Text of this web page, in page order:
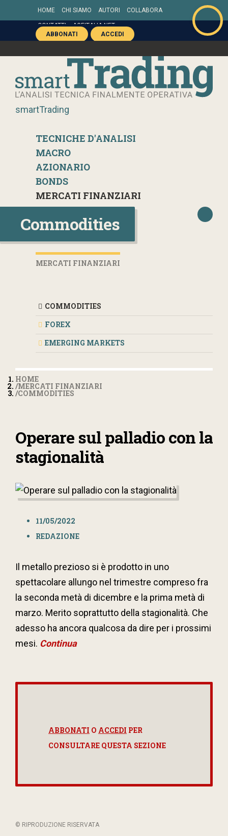
HOME CHI SIAMO AUTORI COLLABORA
CONTATTI
AGEITALIA.NET
ABBONATI
ACCEDI
smartTrading
TECNICHE D'ANALISI
MACRO
AZIONARIO
BONDS
MERCATI FINANZIARI
Commodities
MERCATI FINANZIARI
COMMODITIES
FOREX
EMERGING MARKETS
HOME
MERCATI FINANZIARI
COMMODITIES
Operare sul palladio con la
stagionalità
11/05/2022
REDAZIONE
Il metallo prezioso si è prodotto in uno
spettacolare allungo nel trimestre compreso fra
la seconda metà di dicembre e la prima metà di
marzo. Merito soprattutto della stagionalità. Che
adesso ha ancora qualcosa da dire per i prossimi
mesi. Continua
ABBONATI O ACCEDI PER
CONSULTARE QUESTA SEZIONE
© RIPRODUZIONE RISERVATA